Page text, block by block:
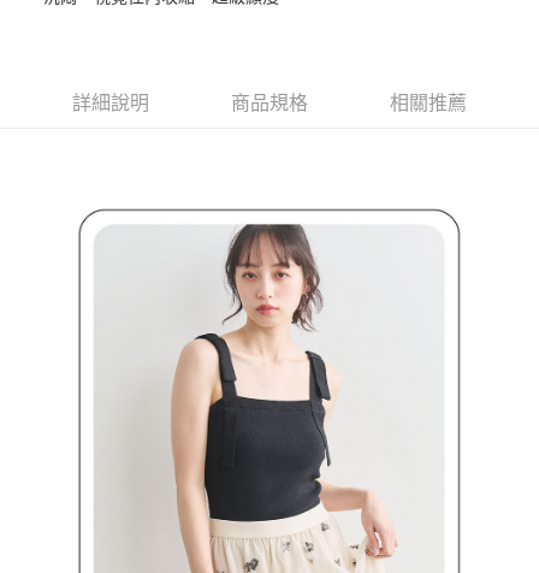
2.透過簡訊連結打開帳單後，可選擇「超商條碼／台灣大直營門市／銀行轉
用戶於交易時，得透過本服務購買商品或服務，並由商店將買賣／分期付款
買賣價金債權讓與本公司後，依約使用本公司帳單繳交帳款。
2.基於同意付款使用「大哥付你分期」之契約關係目的，商店將以您的個人
資料（包含姓名、電話或地址）提供予台灣大哥大進項蒐集、處理及利用，
由本公司與您本人進行分期帳單所需資料之確認、核對及更正。
3.完整用戶服務條款，請詳閱以下連結： https://oppay.tw/userRule
結帳頁面，進行簡訊認證並確認金額後，即可完成結帳。
購買商品的店家。未經商家同意取消之訂單仍視為有效，需透過AFTEE先享
後付繳納相關費用。
※ 交易是否成功請以「AFTEE先享後付 」之結帳頁面顯示為準，若有關於
是否繳費成功／繳費後需取消欲退款等相關疑問，請聯繫「AFTEE先享後付
https://netprotections.freshdesk.com/support/home
１．透過由恩沛科技股份有限公司提供之「AFTEE先享後付」服務完成之交
易，需依本服務之必要範圍內提供個人資料，並將交易相關給付款項請求債
權轉讓予恩沛科技股份有限公司。
２．關於個人資料處理事宜，請瀏覽以下網址：
https://aftee.tw/terms/#terms3
３．未成年的使用者請事先徵得法定代理人或監護人之同意方可使用
「AFTEE先享後付」，若未經同意申辦者引起之損失，本公司不負相關責
４．使用「AFTEE先享後付」時，將依據個別帳號之用戶狀況，依本公司即
時審查核予不同之上限額度；若仍有額度不足之情形，本公司將視審查結果
付款後全家取貨
詳細說明 商品規格 相關推薦